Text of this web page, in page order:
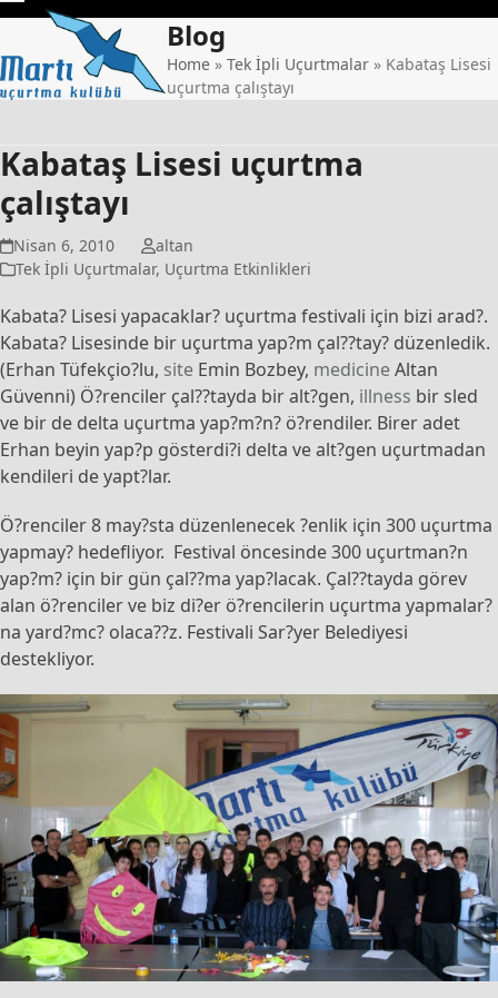
Skip
content
Open
mobile
menu
Close
mobile
menu
Blog
Home » Tek İpli Uçurtmalar » Kabataş Lisesi
uçurtma çalıştayı
Kabataş Lisesi uçurtma
çalıştayı
Nisan 6, 2010
altan
Tek İpli Uçurtmalar, Uçurtma Etkinlikleri
Kabata? Lisesi yapacaklar? uçurtma festivali için bizi arad?.
Kabata? Lisesinde bir uçurtma yap?m çal??tay? düzenledik.
(Erhan Tüfekçio?lu, site Emin Bozbey, medicineAltan
Güvenni) Ö?renciler çal??tayda bir alt?gen, illness bir sled
ve bir de delta uçurtma yap?m?n? ö?rendiler. Birer adet
Erhan beyin yap?p gösterdi?i delta ve alt?gen uçurtmadan
kendileri de yapt?lar.
Ö?renciler 8 may?sta düzenlenecek ?enlik için 300 uçurtma
yapmay? hedefliyor. Festival öncesinde 300 uçurtman?n
yap?m? için bir gün çal??ma yap?lacak. Çal??tayda görev
alan ö?renciler ve biz di?er ö?rencilerin uçurtma yapmalar?
na yard?mc? olaca??z. Festivali Sar?yer Belediyesi
destekliyor.